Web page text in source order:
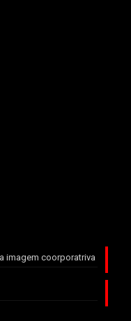
imagem coorporatriva